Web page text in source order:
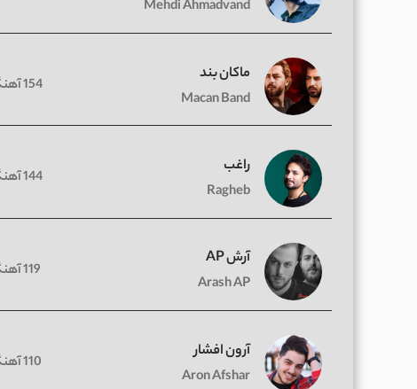
Mehdi Ahmadvand
ماکان بند
Macan Band
154 آهنگ
راغب
Ragheb
144 آهنگ
آرش AP
Arash AP
119 آهنگ
آرون افشار
Aron Afshar
110 آهنگ